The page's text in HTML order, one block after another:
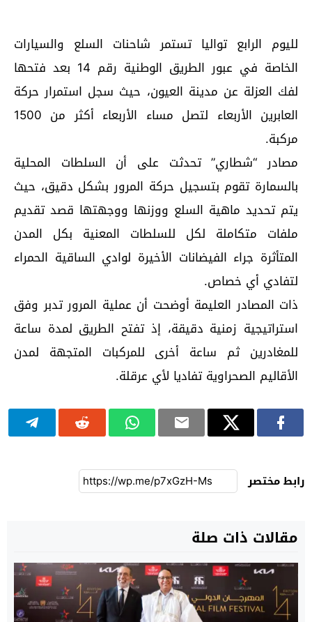
لليوم الرابع تواليا تستمر شاحنات السلع والسيارات
الخاصة في عبور الطريق الوطنية رقم 14 بعد فتحها
لفك العزلة عن مدينة العيون، حيث سجل استمرار حركة
العابرين الأربعاء لتصل مساء الأربعاء أكثر من 1500
مركبة.
مصادر “شطاري” تحدثت على أن السلطات المحلية
بالسمارة تقوم بتسجيل حركة المرور بشكل دقيق، حيث
يتم تحديد ماهية السلع ووزنها ووجهتها قصد تقديم
ملفات متكاملة لكل للسلطات المعنية بكل المدن
المتأثرة جراء الفيضانات الأخيرة لوادي الساقية الحمراء
لتفادي أي خصاص.
ذات المصادر العليمة أوضحت أن عملية المرور تدبر وفق
استراتيجية زمنية دقيقة، إذ تفتح الطريق لمدة ساعة
للمغادرين ثم ساعة أخرى للمركبات المتجهة لمدن
الأقاليم الصحراوية تفاديا لأي عرقلة.
رابط مختصر
مقالات ذات صلة